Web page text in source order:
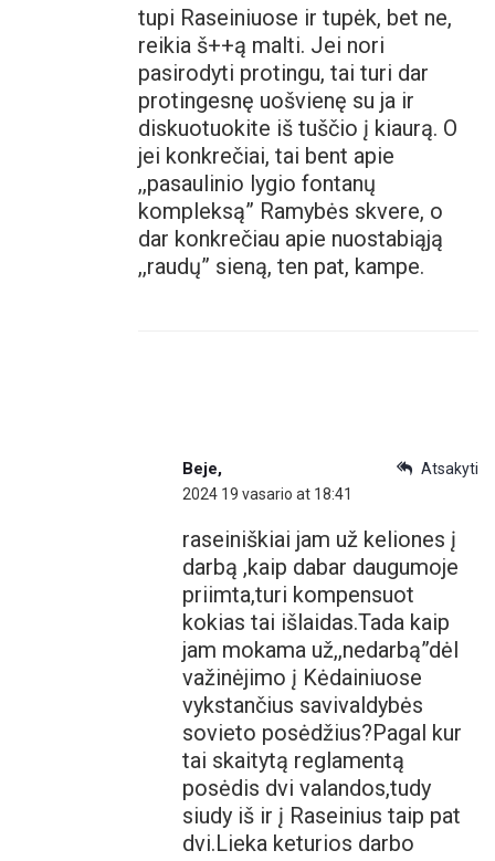
tupi Raseiniuose ir tupėk, bet ne,
reikia š++ą malti. Jei nori
pasirodyti protingu, tai turi dar
protingesnę uošvienę su ja ir
diskuotuokite iš tuščio į kiaurą. O
jei konkrečiai, tai bent apie
,,pasaulinio lygio fontanų
kompleksą” Ramybės skvere, o
dar konkrečiau apie nuostabiąją
,,raudų” sieną, ten pat, kampe.
Atsakyti
Beje,
2024 19 vasario at 18:41
raseiniškiai jam už keliones į
darbą ,kaip dabar daugumoje
priimta,turi kompensuot
kokias tai išlaidas.Tada kaip
jam mokama už,,nedarbą”dėl
važinėjimo į Kėdainiuose
vykstančius savivaldybės
sovieto posėdžius?Pagal kur
tai skaitytą reglamentą
posėdis dvi valandos,tudy
siudy iš ir į Raseinius taip pat
dvi.Lieka keturios darbo